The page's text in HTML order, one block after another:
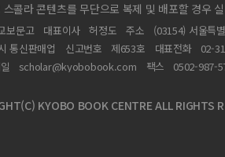
스 부문] 제157회 〈교육부 사업 따낸 ‘사장’, 알
스 부문] 제158회 〈교육 예산 낭비실태 연속보
획보도 부문] 제157회 〈다큐멘터리 ‘의료공백,
칼럼] ‘변해야 산다!’ 우리 언론에게 남은 시간은
스콜라 콘텐츠를 무단으로 복제 및 배포할 경우
보문고 대표이사 허정도 주소
(03154) 서울특
통신판매업
신고번호 제653호 대표전화
02-
scholar@kyobobook.com 팩스 0502-987-
KYOBO BOOK CENTRE ALL RIGHTS